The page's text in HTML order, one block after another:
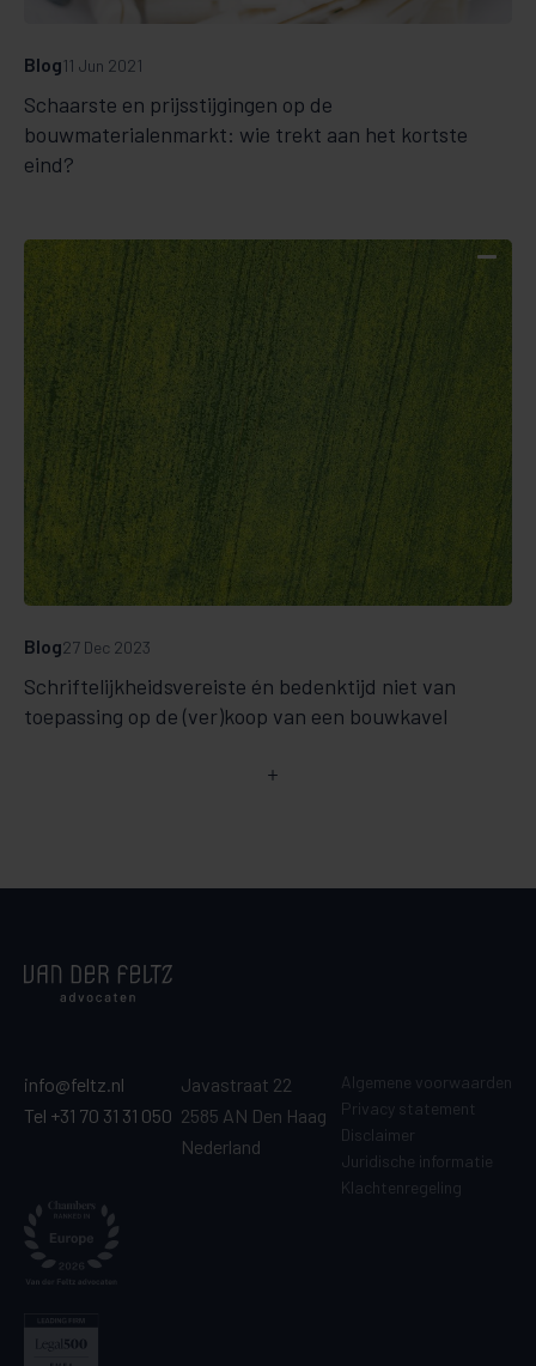
Schaarste en prijsstijgingen op de
bouwmaterialenmarkt: wie trekt aan het kortste
eind?
Blog11 Jun 2021
Schriftelijkheidsvereiste én bedenktijd niet van
toepassing op de (ver)koop van een bouwkavel
Blog27 Dec 2023
info@feltz.nl
Tel +31 70 31 31 050
Javastraat 22
2585 AN Den Haag
Nederland
Algemene voorwaarden
Privacy statement
Disclaimer
Juridische informatie
Klachtenregeling